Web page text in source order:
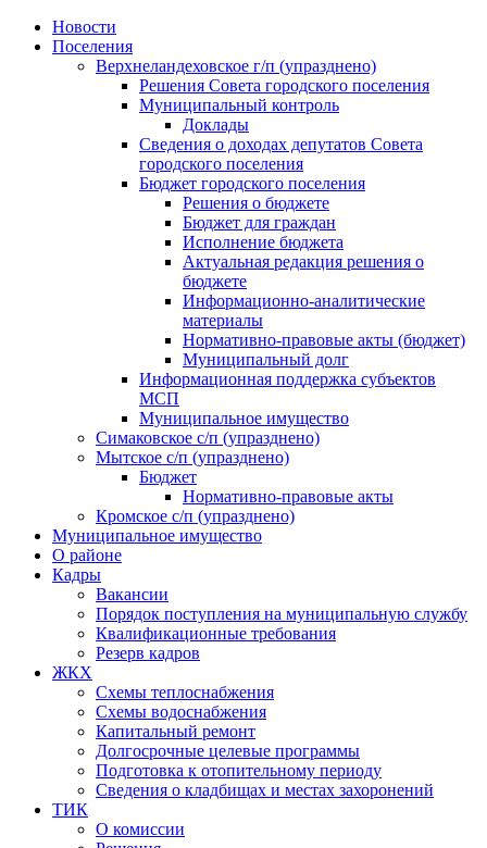
Skip
Новости
Поселения
Верхнеландеховское г/п (упразднено)
Решения Совета городского поселения
Муниципальный контроль
Доклады
Сведения о доходах депутатов Совета
городского поселения
Бюджет городского поселения
Решения о бюджете
Бюджет для граждан
Исполнение бюджета
Актуальная редакция решения о
бюджете
Информационно-аналитические
материалы
Нормативно-правовые акты (бюджет)
Муниципальный долг
Информационная поддержка субъектов
МСП
Муниципальное имущество
Симаковское с/п (упразднено)
Мытское с/п (упразднено)
Бюджет
Нормативно-правовые акты
Кромское с/п (упразднено)
Муниципальное имущество
О районе
Кадры
Вакансии
Порядок поступления на муниципальную службу
Квалификационные требования
Резерв кадров
ЖКХ
Схемы теплоснабжения
Схемы водоснабжения
Капитальный ремонт
Долгосрочные целевые программы
Подготовка к отопительному периоду
Сведения о кладбищах и местах захоронений
ТИК
О комиссии